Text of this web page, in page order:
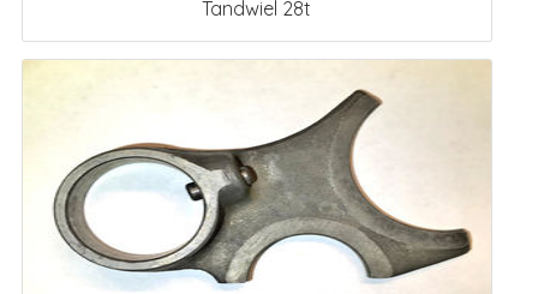
Tandwiel 28t